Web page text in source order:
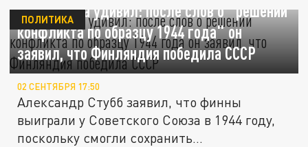
Стубб снова удивил: после слов о "решении
конфликта по образцу 1944 года" он
заявил, что Финляндия победила СССР
ПОЛИТИКА
02 СЕНТЯБРЯ 17:50
Александр Стубб заявил, что финны
выиграли у Советского Союза в 1944 году,
поскольку смогли сохранить...